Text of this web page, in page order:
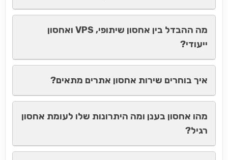
מה ההבדל בין אחסון שיתופי, VPS ואחסון
ייעודי?
איך בוחרים שירות אחסון אתרים מתאים?
מהו אחסון בענן ומה היתרונות שלו לעומת אחסון
רגיל?